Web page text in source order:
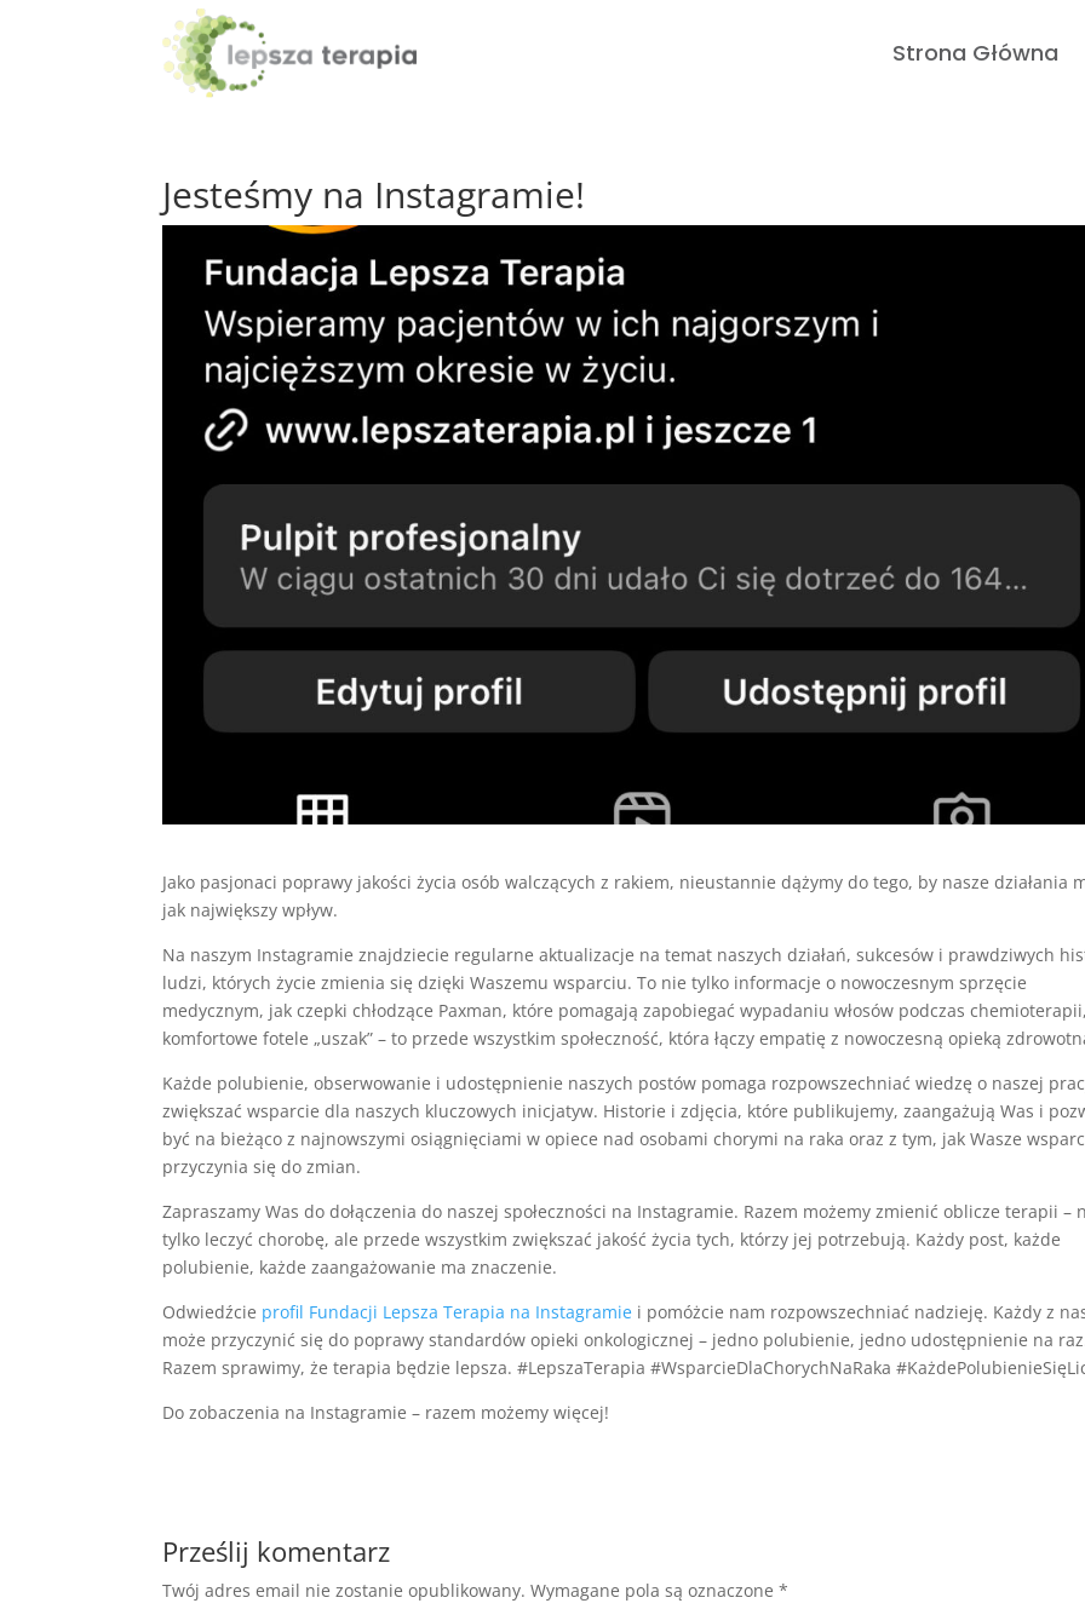
Strona Główna
Jesteśmy na Instagramie!
Jako pasjonaci poprawy jakości życia osób walczących z rakiem, nieustannie dążymy do tego, by nasze działania
jak największy wpływ.
Na naszym Instagramie znajdziecie regularne aktualizacje na temat naszych działań, sukcesów i prawdziwych
ludzi, których życie zmienia się dzięki Waszemu wsparciu. To nie tylko informacje o nowoczesnym sprzęcie
medycznym, jak czepki chłodzące Paxman, które pomagają zapobiegać wypadaniu włosów podczas
komfortowe fotele „uszak” – to przede wszystkim społeczność, która łączy empatię z nowoczesną opieką
Każde polubienie, obserwowanie i udostępnienie naszych postów pomaga rozpowszechniać wiedzę o naszej
zwiększać wsparcie dla naszych kluczowych inicjatyw. Historie i zdjęcia, które publikujemy, zaangażują Was i
być na bieżąco z najnowszymi osiągnięciami w opiece nad osobami chorymi na raka oraz z tym, jak Wasze
przyczynia się do zmian.
Zapraszamy Was do dołączenia do naszej społeczności na Instagramie. Razem możemy zmienić oblicze terapii –
tylko leczyć chorobę, ale przede wszystkim zwiększać jakość życia tych, którzy jej potrzebują. Każdy post, każde
polubienie, każde zaangażowanie ma znaczenie.
Odwiedźcie profil Fundacji Lepsza Terapia na Instagramie i pomóżcie nam rozpowszechniać nadzieję. Każdy z
może przyczynić się do poprawy standardów opieki onkologicznej – jedno polubienie, jedno udostępnienie na
Razem sprawimy, że terapia będzie lepsza. #LepszaTerapia #WsparcieDlaChorychNaRaka
Do zobaczenia na Instagramie – razem możemy więcej!
Prześlij komentarz
Twój adres email nie zostanie opublikowany. Wymagane pola są oznaczone*